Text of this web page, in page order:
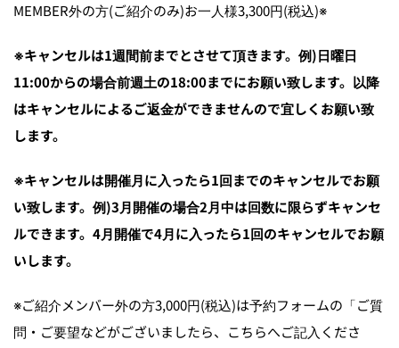
MEMBER外の方(ご紹介のみ)お一人様3,300円(税込)※
※キャンセルは1週間前までとさせて頂きます。例)日曜日
11:00からの場合前週土の18:00までにお願い致します。以降
はキャンセルによるご返金ができませんので宜しくお願い致
します。
※キャンセルは開催月に入ったら1回までのキャンセルでお願
い致します。例)3月開催の場合2月中は回数に限らずキャンセ
ルできます。4月開催で4月に入ったら1回のキャンセルでお願
いします。
※ご紹介メンバー外の方3,000円(税込)は予約フォームの「ご質
問・ご要望などがございましたら、こちらへご記入くださ